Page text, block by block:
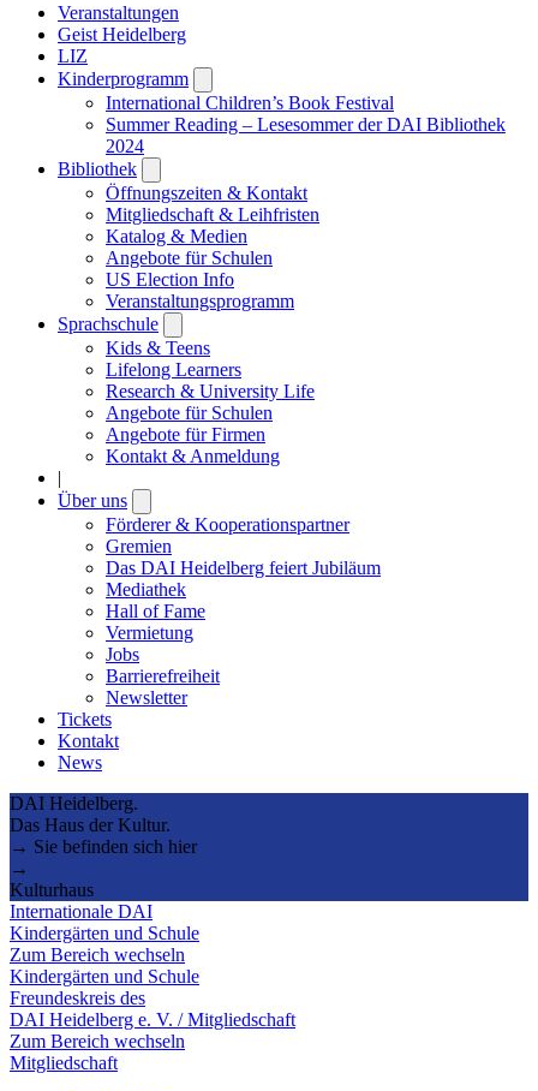
Veranstaltungen
Geist Heidelberg
LIZ
Kinderprogramm
submenu
International Children’s Book Festival
Summer Reading – Lesesommer der DAI Bibliothek
2024
Bibliothek
submenu
Öffnungszeiten & Kontakt
Mitgliedschaft & Leihfristen
Katalog & Medien
Angebote für Schulen
US Election Info
Veranstaltungsprogramm
Sprachschule
submenu
Kids & Teens
Lifelong Learners
Research & University Life
Angebote für Schulen
Angebote für Firmen
Kontakt & Anmeldung
|
Über uns
submenu
Förderer & Kooperationspartner
Gremien
Das DAI Heidelberg feiert Jubiläum
Mediathek
Hall of Fame
Vermietung
Jobs
Barrierefreiheit
Newsletter
Tickets
Kontakt
News
DAI Heidelberg.
Das Haus der Kultur.
→ Sie befinden sich hier
→
Kulturhaus
Internationale DAI
Kindergärten und Schule
Zum Bereich wechseln
Kindergärten und Schule
Freundeskreis des
DAI Heidelberg e. V. / Mitgliedschaft
Zum Bereich wechseln
Mitgliedschaft